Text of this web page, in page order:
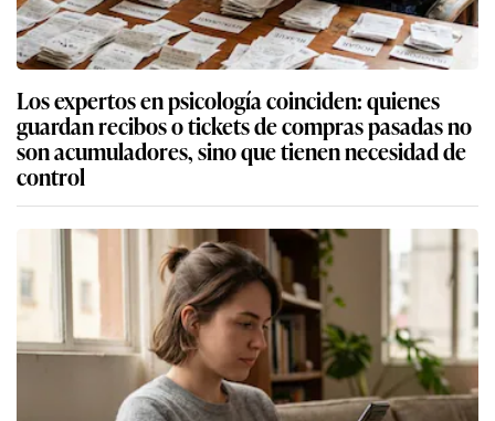
Los expertos en psicología coinciden: quienes
guardan recibos o tickets de compras pasadas no
son acumuladores, sino que tienen necesidad de
control